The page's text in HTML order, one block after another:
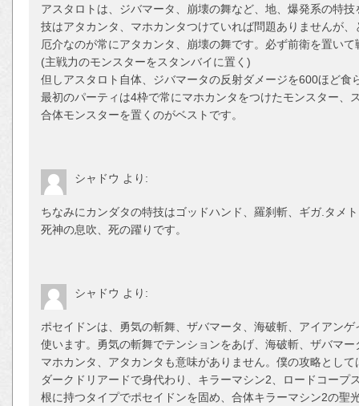
アスタロトは、ジバマータ、崩壊の舞など、地、爆発系の特技
技はアタカンタ、マホカンタつけていれば問題ありませんが、
厄介なのが常にアタカンタ、崩壊の舞です。必ず前衛を置い
(主戦力のモンスターをスタンバイに置く)
但しアスタロト自体、ジバマータの反射ダメージを600ほど食
最初のパーティは4枠で常にマホカンタをつけたモンスター、
合体モンスターを置くのがベストです。
シャドウ より:
ちなみにカンダタの特技はゴッドハンド、羅刹斬、ギガ.タメ
死神の息吹、死の躍りです。
シャドウ より:
ポセイドンは、勇気の斬舞、ザバマータ、海破斬、アイアン
使います。勇気の斬舞でテンションをあげ、海破斬、ザバマ
マホカンタ、アタカンタも意味がありません。僕の攻略として
ダークドリアードで身代わり、キラーマシン2、ロードコープ
根に持つタイプでポセイドンを固め、合体キラーマシン2の聖